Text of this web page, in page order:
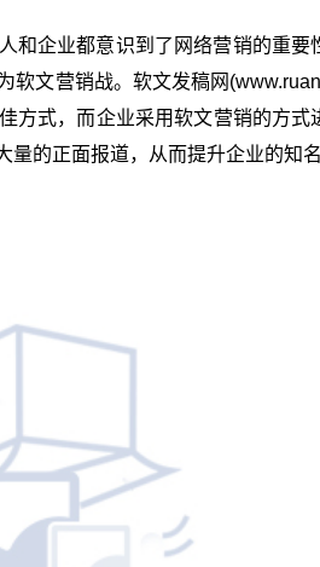
和企业都意识到了 网络营销的重要
软文营销战。 软文发稿网
方式，而企业采用软文营销的方式
量的正面报道，从而提升企业的知